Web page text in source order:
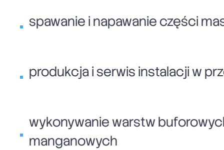
spawanie i napawanie części
produkcja i serwis instalacji w
wykonywanie warstw
manganowych